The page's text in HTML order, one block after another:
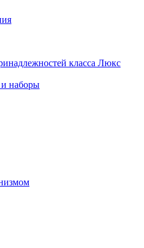
класса Люкс
и наборы